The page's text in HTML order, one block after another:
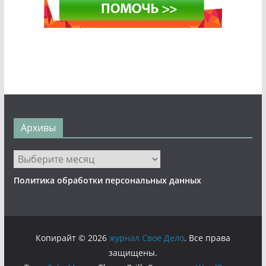
Архивы
Архивы
Политика обработки персональных данных
Копирайт © 2026 журнал Свое Дело. Все права
защищены.